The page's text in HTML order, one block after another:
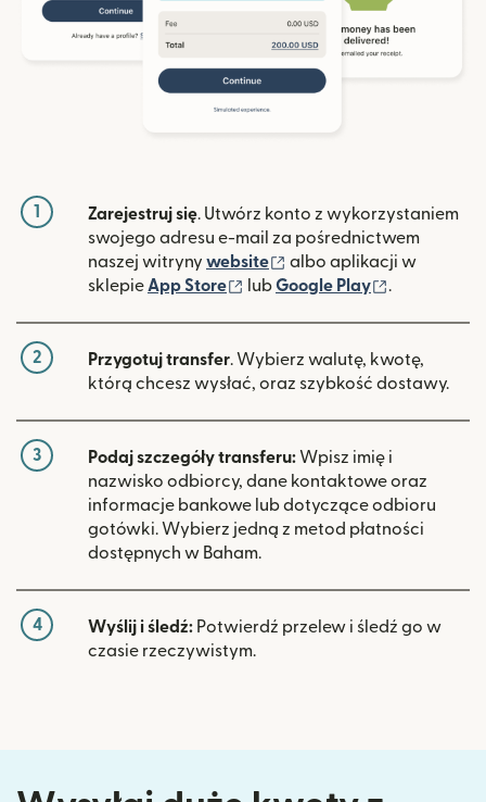
1 Zarejestruj się. Utwórz konto z wykorzystaniem
swojego adresu e-mail za pośrednictwem
naszej witryny website (otwiera się w nowym
albo aplikacji w
sklepie App Store (otwiera się w nowym oknie)
lubGoogle Play .
2 Przygotuj transfer. Wybierz walutę, kwotę,
którą chcesz wysłać, oraz szybkość dostawy.
3 Podaj szczegóły transferu: Wpisz imię i
nazwisko odbiorcy, dane kontaktowe oraz
informacje bankowe lub dotyczące odbioru
gotówki. Wybierz jedną z metod płatności
dostępnych w Baham.
4 Wyślij i śledź: Potwierdź przelew i śledź go w
czasie rzeczywistym.